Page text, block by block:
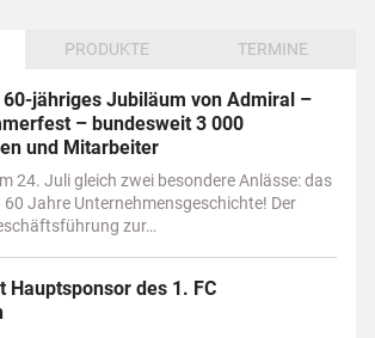
PRODUKTE TERMINE
jähriges Jubiläum von Admiral –
– bundesweit 3 000
und Mitarbeiter
24. Juli gleich zwei besondere Anlässe: das
Jahre Unternehmensgeschichte! Der
zur…
Hauptsponsor des 1. FC